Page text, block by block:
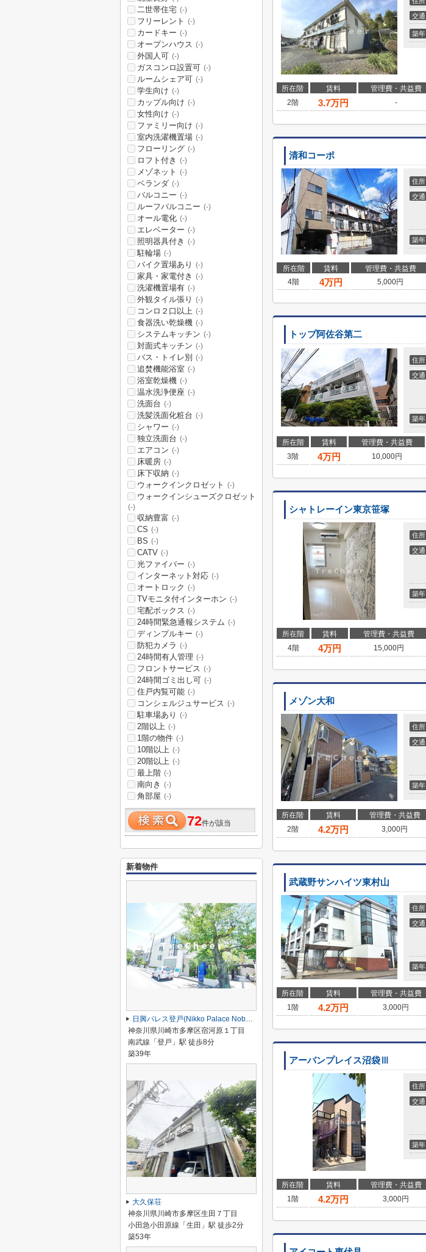
交通
築年
所在階 賃料 管理費・共益費
2階
3.7万円 -
清和コーポ
住所
交通
築年
所在階 賃料 管理費・共益費
4階
4万円 5,000円
トップ阿佐谷第二
住所
交通
築年
所在階 賃料 管理費・共益費
3階
4万円 10,000円
シャトレーイン東京笹塚
住所
交通
築年
所在階 賃料 管理費・共益費
4階
4万円 15,000円
メゾン大和
住所
交通
築年
所在階 賃料 管理費・共益費
2階
4.2万円 3,000円
武蔵野サンハイツ東村山
住所
交通
築年
所在階 賃料 管理費・共益費
1階
4.2万円 3,000円
アーバンプレイス沼袋Ⅲ
住所
交通
築年
所在階 賃料 管理費・共益費
1階
4.2万円 3,000円
二世帯住宅 (-)
フリーレント (-)
カードキー (-)
オープンハウス (-)
外国人可 (-)
ガスコンロ設置可 (-)
ルームシェア可 (-)
学生向け (-)
カップル向け (-)
女性向け (-)
ファミリー向け (-)
室内洗濯機置場 (-)
フローリング (-)
ロフト付き (-)
メゾネット (-)
ベランダ (-)
バルコニー (-)
ルーフバルコニー (-)
オール電化 (-)
エレベーター (-)
照明器具付き (-)
駐輪場 (-)
バイク置場あり (-)
家具・家電付き (-)
洗濯機置場有 (-)
外観タイル張り (-)
コンロ２口以上 (-)
食器洗い乾燥機 (-)
システムキッチン (-)
対面式キッチン (-)
バス・トイレ別 (-)
追焚機能浴室 (-)
浴室乾燥機 (-)
温水洗浄便座 (-)
洗面台 (-)
洗髪洗面化粧台 (-)
シャワー (-)
独立洗面台 (-)
エアコン (-)
床暖房 (-)
床下収納 (-)
ウォークインクロゼット (-)
ウォークインシューズクロゼット
(-)
収納豊富 (-)
CS (-)
BS (-)
CATV (-)
光ファイバー (-)
インターネット対応 (-)
オートロック (-)
TVモニタ付インターホン (-)
宅配ボックス (-)
24時間緊急通報システム (-)
ディンプルキー (-)
防犯カメラ (-)
24時間有人管理 (-)
フロントサービス (-)
24時間ゴミ出し可 (-)
住戸内覧可能 (-)
コンシェルジュサービス (-)
駐車場あり (-)
2階以上 (-)
1階の物件 (-)
10階以上 (-)
20階以上 (-)
最上階 (-)
南向き (-)
角部屋 (-)
72件が該当
新着物件
日興パレス登戸(Nikko Palace Noborito)
神奈川県川崎市多摩区宿河原１丁目
南武線「登戸」駅 徒歩8分
築39年
大久保荘
神奈川県川崎市多摩区生田７丁目
小田急小田原線「生田」駅 徒歩2分
築53年